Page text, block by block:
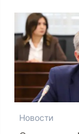
Новости